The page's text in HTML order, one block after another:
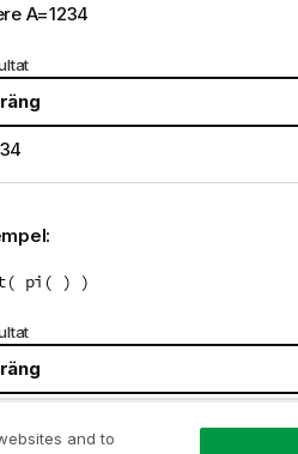
A=1234
pi( ) )
and to